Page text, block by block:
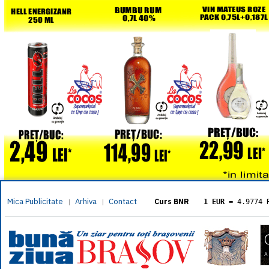
Mica Publicitate | Arhiva | Contact Curs BNR 1 EUR = 4.9774
= 5.8304
1 XAU= 464.4611
1 AED= 1.1933
1 AUD= 2.7957
1 BGN= 2.5449